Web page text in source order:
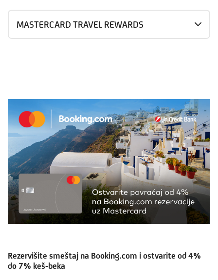
MASTERCARD TRAVEL REWARDS
Rezervišite smeštaj na Booking.com i ostvarite od 4%
do 7% keš-beka